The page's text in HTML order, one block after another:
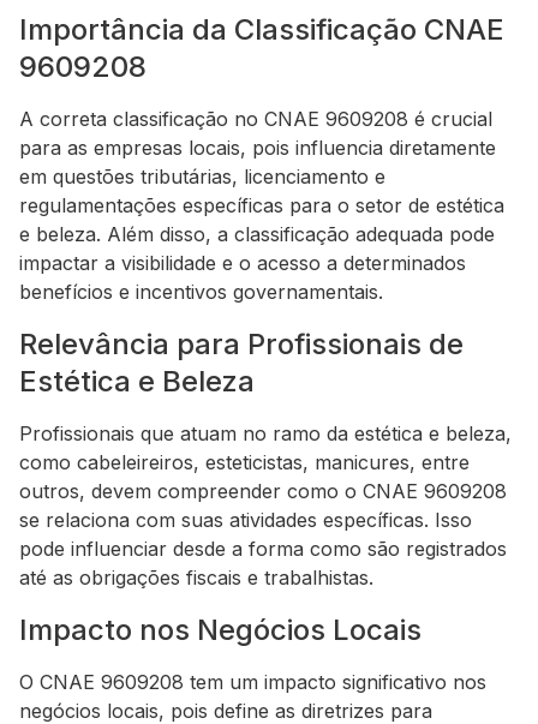
Importância da Classificação CNAE
9609208
A correta classificação no CNAE 9609208 é crucial
para as empresas locais, pois influencia diretamente
em questões tributárias, licenciamento e
regulamentações específicas para o setor de estética
e beleza. Além disso, a classificação adequada pode
impactar a visibilidade e o acesso a determinados
benefícios e incentivos governamentais.
Relevância para Profissionais de
Estética e Beleza
Profissionais que atuam no ramo da estética e beleza,
como cabeleireiros, esteticistas, manicures, entre
outros, devem compreender como o CNAE 9609208
se relaciona com suas atividades específicas. Isso
pode influenciar desde a forma como são registrados
até as obrigações fiscais e trabalhistas.
Impacto nos Negócios Locais
O CNAE 9609208 tem um impacto significativo nos
negócios locais, pois define as diretrizes para